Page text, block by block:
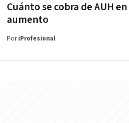
Cuánto se cobra de AUH
aumento
PoriProfesional